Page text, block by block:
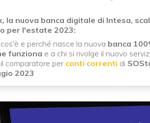
la nuova banca digitale di Intesa,
per l'estate 2023:
e perché nasce la nuova banca
funziona e a chi si rivolge il nuovo
comparatore per conti correnti di
2023